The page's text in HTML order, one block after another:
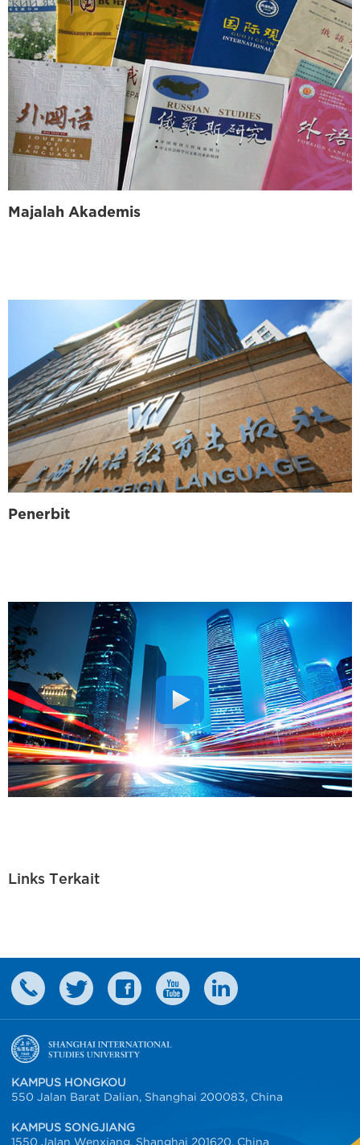
Majalah Akademis
Penerbit
Links Terkait
KAMPUS HONGKOU
550 Jalan Barat Dalian, Shanghai 200083, China
KAMPUS SONGJIANG
1550 Jalan Wenxiang, Shanghai 201620, China